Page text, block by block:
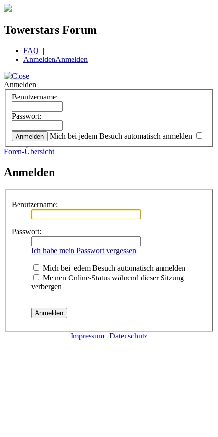
Towerstars Forum
FAQ |
AnmeldenAnmelden
Anmelden
Benutzername:
Passwort:
Mich bei jedem Besuch automatisch anmelden
Foren-Übersicht
Anmelden
Benutzername:
Passwort:
Ich habe mein Passwort vergessen
Mich bei jedem Besuch automatisch anmelden
Meinen Online-Status während dieser Sitzung
verbergen
Impressum | Datenschutz